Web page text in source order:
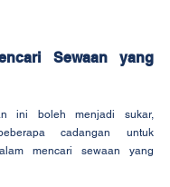
Sewaan yang
ini boleh menjadi sukar,
cadangan untuk
mencari sewaan yang